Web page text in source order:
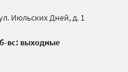
Июльских Дней, д. 1
вс: выходные